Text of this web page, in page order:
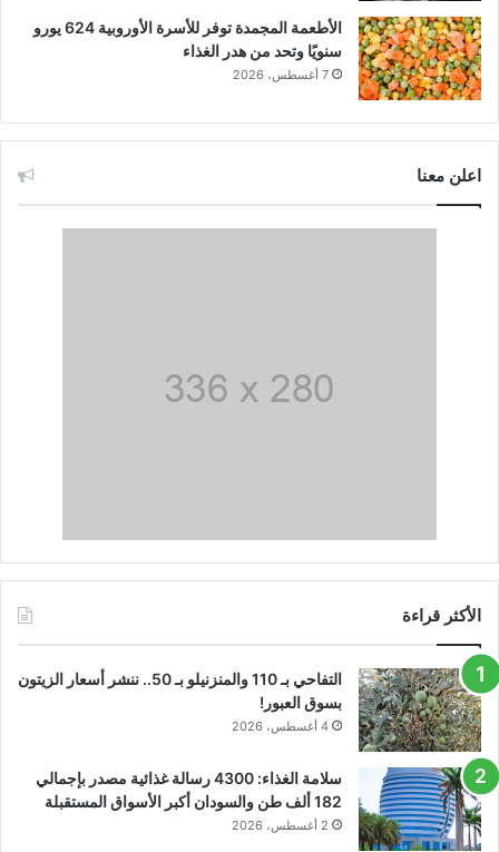
الأطعمة المجمدة توفر للأسرة الأوروبية 624 يورو
سنويًا وتحد من هدر الغذاء
7 أغسطس، 2026
اعلن معنا
الأكثر قراءة
التفاحي بـ 110 والمنزنيلو بـ 50.. ننشر أسعار الزيتون
بسوق العبور!
4 أغسطس، 2026
سلامة الغذاء: 4300 رسالة غذائية مصدر بإجمالي
182 ألف طن والسودان أكبر الأسواق المستقبلة
2 أغسطس، 2026